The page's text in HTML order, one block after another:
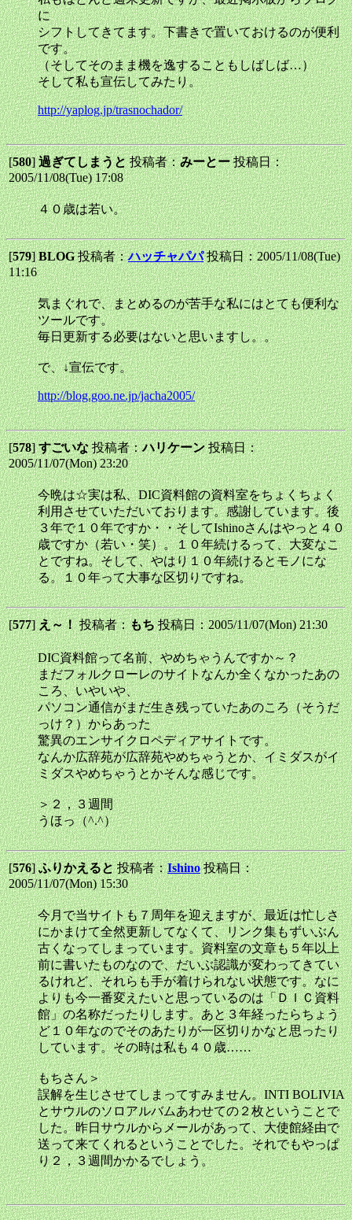
に
シフトしてきてます。下書きで置いておけるのが便利
です。
（そしてそのまま機を逸することもしばしば…）
そして私も宣伝してみたり。
http://yaplog.jp/trasnochador/
[580]過ぎてしまうと投稿者：みーとー投稿日：
2005/11/08(Tue) 17:08
４０歳は若い。
[579]BLOG投稿者：ハッチャパパ 投稿日：2005/11/08(Tue)
11:16
気まぐれで、まとめるのが苦手な私にはとても便利な
ツールです。
毎日更新する必要はないと思いますし。。
で、↓宣伝です。
http://blog.goo.ne.jp/jacha2005/
[578]すごいな投稿者：ハリケーン投稿日：
2005/11/07(Mon) 23:20
今晩は☆実は私、DIC資料館の資料室をちょくちょく
利用させていただいております。感謝しています。後
３年で１０年ですか・・そしてIshinoさんはやっと４０
歳ですか（若い・笑）。１０年続けるって、大変なこ
とですね。そして、やはり１０年続けるとモノにな
る。１０年って大事な区切りですね。
[577]え～！投稿者：もち投稿日：2005/11/07(Mon) 21:30
DIC資料館って名前、やめちゃうんですか～？
まだフォルクローレのサイトなんか全くなかったあの
ころ、いやいや、
パソコン通信がまだ生き残っていたあのころ（そうだ
っけ？）からあった
驚異のエンサイクロペディアサイトです。
なんか広辞苑が広辞苑やめちゃうとか、イミダスがイ
ミダスやめちゃうとかそんな感じです。
＞２，３週間
うほっ（^.^）
[576]ふりかえると投稿者：Ishino 投稿日：
2005/11/07(Mon) 15:30
今月で当サイトも７周年を迎えますが、最近は忙しさ
にかまけて全然更新してなくて、リンク集もずいぶん
古くなってしまっています。資料室の文章も５年以上
前に書いたものなので、だいぶ認識が変わってきてい
るけれど、それらも手が着けられない状態です。なに
よりも今一番変えたいと思っているのは「ＤＩＣ資料
館」の名称だったりします。あと３年経ったらちょう
ど１０年なのでそのあたりが一区切りかなと思ったり
しています。その時は私も４０歳……
もちさん＞
誤解を生じさせてしまってすみません。INTI BOLIVIA
とサウルのソロアルバムあわせての２枚ということで
した。昨日サウルからメールがあって、大使館経由で
送って来てくれるということでした。それでもやっぱ
り２，３週間かかるでしょう。